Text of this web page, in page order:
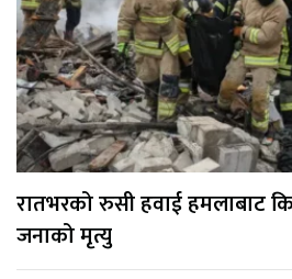
रातभरको रुसी हवाई हमलाबाट
जनाको मृत्यु